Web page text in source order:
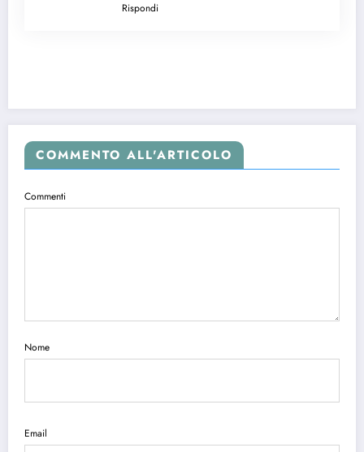
Rispondi
COMMENTO ALL'ARTICOLO
Commenti
Nome
Email